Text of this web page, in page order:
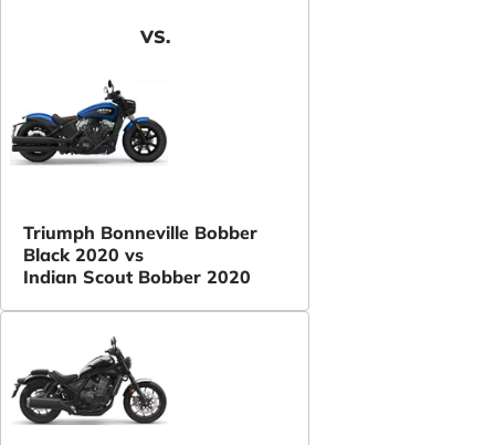
VS.
Triumph Bonneville Bobber
Black 2020 vs
Indian Scout Bobber 2020